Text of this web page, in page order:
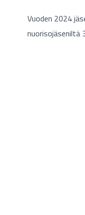
Vuoden 2024
nuorisojäseniltä